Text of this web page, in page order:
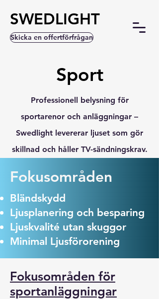
SWEDLIGHT
Skicka en offertförfrågan
Sport
Professionell belysning för
sportarenor och anläggningar –
Swedlight levererar ljuset som gör
skillnad och håller TV-sändningskrav.
Fokusområden
Bländskydd
Ljusplanering och besparing
Ljuskvalité utan skuggor
Minimal Ljusförorening
Fokusområden för
sportanläggningar